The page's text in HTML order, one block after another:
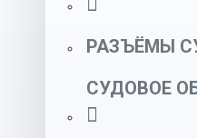
РАЗЪЁМЫ
СУДОВОЕ